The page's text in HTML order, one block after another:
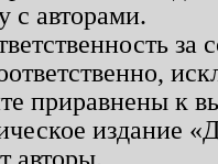
с авторами.
приравнены к
издание
авторы.